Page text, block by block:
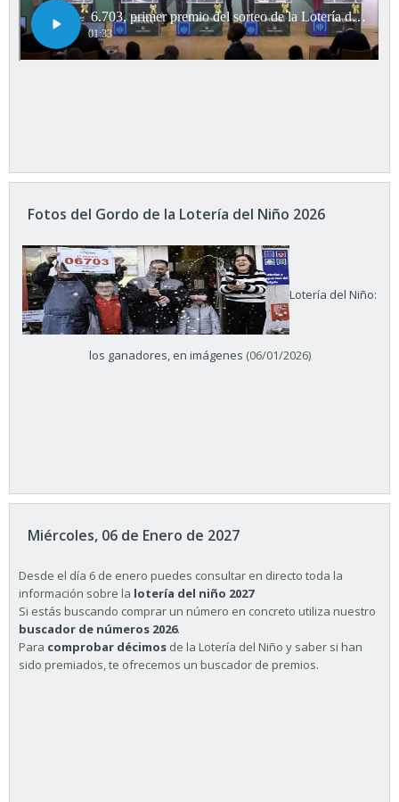
Fotos del Gordo de la Lotería del Niño 2026
Lotería del Niño:
los ganadores, en imágenes (06/01/2026)
Miércoles, 06 de Enero de 2027
Desde el día 6 de enero puedes consultar en directo toda la
información sobre la lotería del niño 2027
Si estás buscando comprar un número en concreto utiliza nuestro
buscador de números 2026.
Para comprobar décimos de la Lotería del Niño y saber si han
sido premiados, te ofrecemos un buscador de premios.